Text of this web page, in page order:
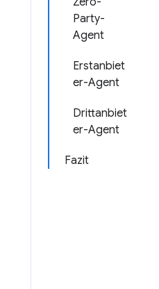
Party-
Agent
Erstanbiet
er-Agent
Drittanbiet
er-Agent
Fazit